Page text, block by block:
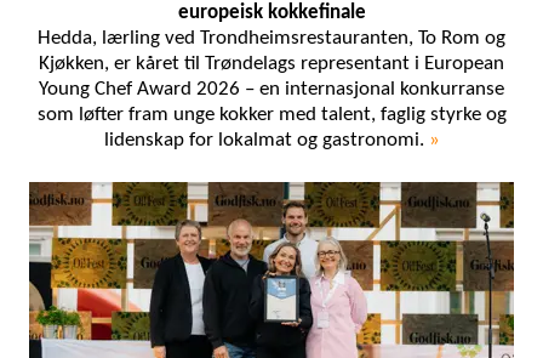
europeisk kokkefinale
Hedda, lærling ved Trondheimsrestauranten, To Rom og
Kjøkken, er kåret til Trøndelags representant i European
Young Chef Award 2026 – en internasjonal konkurranse
som løfter fram unge kokker med talent, faglig styrke og
lidenskap for lokalmat og gastronomi. »